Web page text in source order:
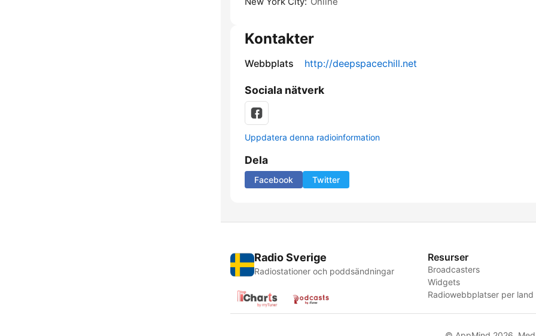
Kontakter
Webbplats http://deepspacechill.net
Sociala nätverk
Uppdatera denna radioinformation
Dela
Facebook Twitter
Radio Sverige
Radiostationer och poddsändningar
Resurser
Broadcasters
Widgets
Radiowebbplatser per land